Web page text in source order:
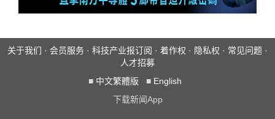
关于我们 · 会员服务 · 科技产业报订阅 · 着作权 · 隐私权 · 常见问题 ·
人才招募
■ 中文繁體版 ■ English
下载新闻App